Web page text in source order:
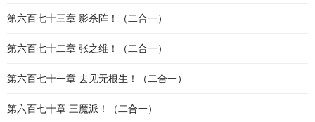
第六百七十三章 影杀阵！（二合一）
第六百七十二章 张之维！（二合一）
第六百七十一章 去见无根生！（二合一）
第六百七十章 三魔派！（二合一）